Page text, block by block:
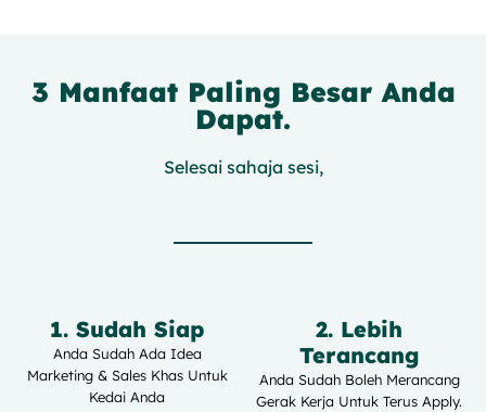
3 Manfaat Paling Besar Anda
Dapat.
Selesai sahaja sesi,
1. Sudah Siap
Anda Sudah Ada Idea
Marketing & Sales Khas Untuk
Kedai Anda
2. Lebih
Terancang
Anda Sudah Boleh Merancang
Gerak Kerja Untuk Terus Apply.